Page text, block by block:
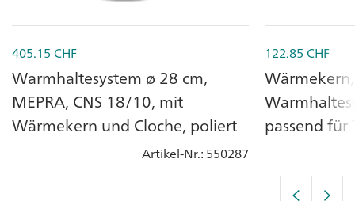
405.15 CHF
Warmhaltesystem ø 28 cm,
MEPRA, CNS 18/10, mit
Wärmekern und Cloche, poliert
Artikel-Nr.: 550287
122.85 CHF
passend für